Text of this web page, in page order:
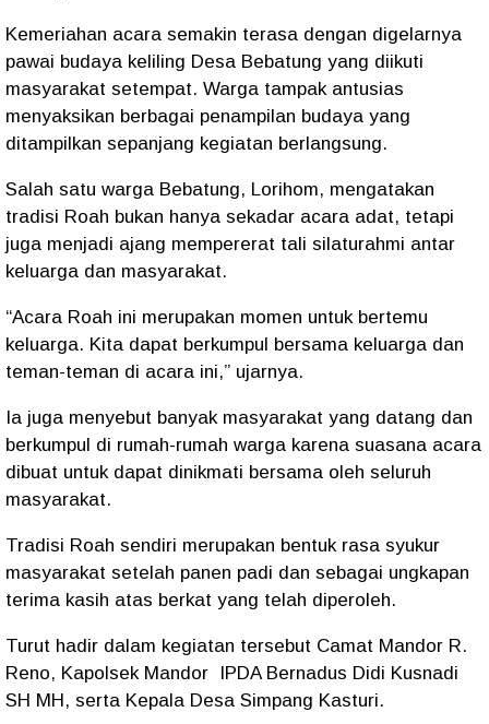
Kemeriahan acara semakin terasa dengan digelarnya
pawai budaya keliling Desa Bebatung yang diikuti
masyarakat setempat. Warga tampak antusias
menyaksikan berbagai penampilan budaya yang
ditampilkan sepanjang kegiatan berlangsung.
Salah satu warga Bebatung, Lorihom, mengatakan
tradisi Roah bukan hanya sekadar acara adat, tetapi
juga menjadi ajang mempererat tali silaturahmi antar
keluarga dan masyarakat.
“Acara Roah ini merupakan momen untuk bertemu
keluarga. Kita dapat berkumpul bersama keluarga dan
teman-teman di acara ini,” ujarnya.
Ia juga menyebut banyak masyarakat yang datang dan
berkumpul di rumah-rumah warga karena suasana acara
dibuat untuk dapat dinikmati bersama oleh seluruh
masyarakat.
Tradisi Roah sendiri merupakan bentuk rasa syukur
masyarakat setelah panen padi dan sebagai ungkapan
terima kasih atas berkat yang telah diperoleh.
Turut hadir dalam kegiatan tersebut Camat Mandor R.
Reno, Kapolsek Mandor IPDA Bernadus Didi Kusnadi
SH MH, serta Kepala Desa Simpang Kasturi.